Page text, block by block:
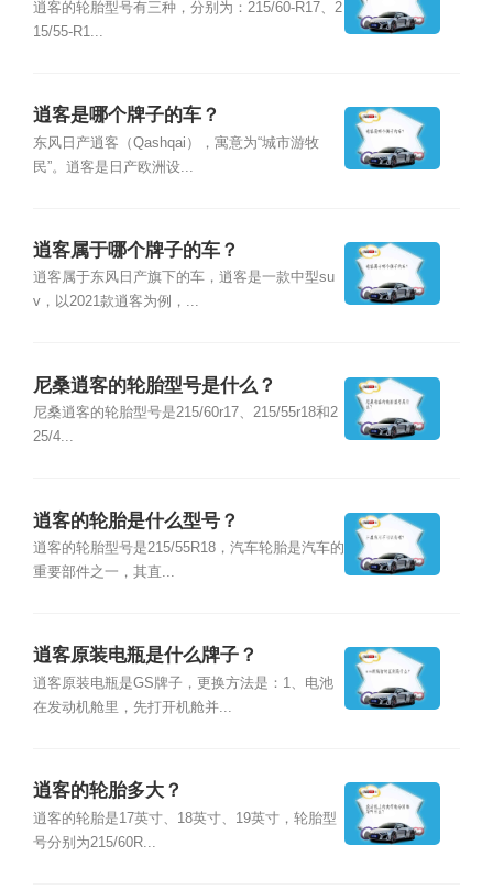
逍客的轮胎型号有三种，分别为：215/60-R17、2
15/55-R1...
逍客是哪个牌子的车？
东风日产逍客（Qashqai），寓意为“城市游牧
民”。逍客是日产欧洲设...
逍客属于哪个牌子的车？
逍客属于东风日产旗下的车，逍客是一款中型su
v，以2021款逍客为例，...
尼桑逍客的轮胎型号是什么？
尼桑逍客的轮胎型号是215/60r17、215/55r18和2
25/4...
逍客的轮胎是什么型号？
逍客的轮胎型号是215/55R18，汽车轮胎是汽车的
重要部件之一，其直...
逍客原装电瓶是什么牌子？
逍客原装电瓶是GS牌子，更换方法是：1、电池
在发动机舱里，先打开机舱并...
逍客的轮胎多大？
逍客的轮胎是17英寸、18英寸、19英寸，轮胎型
号分别为215/60R...